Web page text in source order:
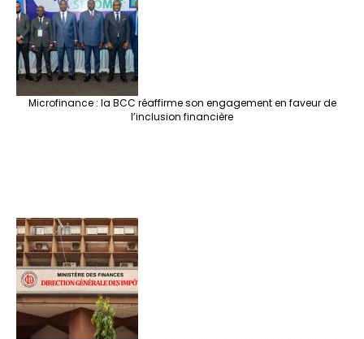
Microfinance : la BCC réaffirme son engagement en faveur de
l’inclusion financière